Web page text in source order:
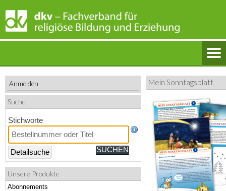
Anmelden
Suche
Stichworte
Detailsuche
Unsere Produkte
Abonnements
Mein Sonntagsblatt